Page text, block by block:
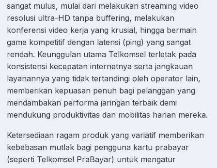
sangat mulus, mulai dari melakukan streaming video
resolusi ultra-HD tanpa buffering, melakukan
konferensi video kerja yang krusial, hingga bermain
game kompetitif dengan latensi (ping) yang sangat
rendah. Keunggulan utama Telkomsel terletak pada
konsistensi kecepatan internetnya serta jangkauan
layanannya yang tidak tertandingi oleh operator lain,
memberikan kepuasan penuh bagi pelanggan yang
mendambakan performa jaringan terbaik demi
mendukung produktivitas dan mobilitas harian mereka.
Ketersediaan ragam produk yang variatif memberikan
kebebasan mutlak bagi pengguna kartu prabayar
(seperti Telkomsel PraBayar) untuk mengatur